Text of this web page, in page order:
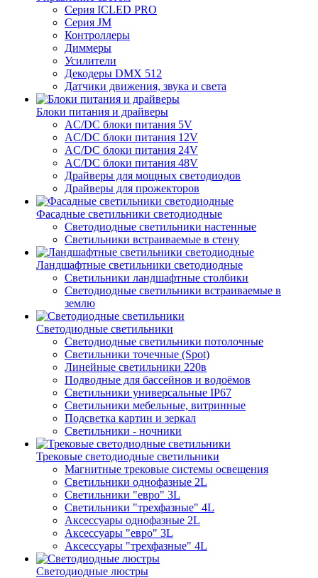
Серия ICLED PRO
Серия JM
Контроллеры
Диммеры
Усилители
Декодеры DMX 512
Датчики движения, звука и света
Блоки питания и драйверы
AC/DC блоки питания 5V
AC/DC блоки питания 12V
AC/DC блоки питания 24V
AC/DC блоки питания 48V
Драйверы для мощных светодиодов
Драйверы для прожекторов
Фасадные светильники светодиодные
Светодиодные светильники настенные
Светильники встраиваемые в стену
Ландшафтные светильники светодиодные
Светильники ландшафтные столбики
Светодиодные светильники встраиваемые в
землю
Светодиодные светильники
Светодиодные светильники потолочные
Светильники точечные (Spot)
Линейные светильники 220в
Подводные для бассейнов и водоёмов
Светильники универсальные IP67
Светильники мебельные, витринные
Подсветка картин и зеркал
Светильники - ночники
Трековые светодиодные светильники
Магнитные трековые системы освещения
Светильники однофазные 2L
Светильники "евро" 3L
Светильники "трехфазные" 4L
Аксессуары однофазные 2L
Аксессуары "евро" 3L
Аксессуары "трехфазные" 4L
Светодиодные люстры